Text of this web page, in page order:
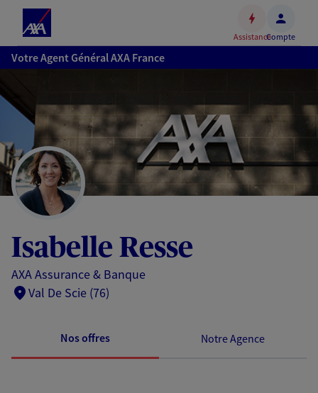
Accéder
au
Accéder
au
pied
de
page
AssistanceCompte
Votre Agent Général AXA France
Isabelle Resse
AXA Assurance & Banque
Val De Scie (76)
Nos offres Notre Agence